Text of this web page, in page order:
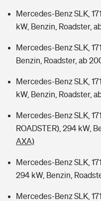
Mercedes-Benz SLK,
kW, Benzin, Roadster,
Mercedes-Benz SLK,
Benzin, Roadster, ab
Mercedes-Benz SLK,
kW, Benzin, Roadster,
Mercedes-Benz SLK,
ROADSTER), 294 kW,
AXA)
Mercedes-Benz SLK,
294 kW, Benzin,
Mercedes-Benz SLK,